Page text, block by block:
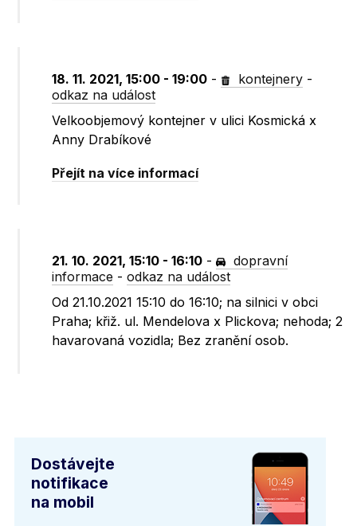
18. 11. 2021, 15:00 - 19:00 - kontejnery -
odkaz na událost
Velkoobjemový kontejner v ulici Kosmická x
Anny Drabíkové
Přejít na více informací
21. 10. 2021, 15:10 - 16:10 -
dopravní
informace -odkaz na událost
Od 21.10.2021 15:10 do 16:10; na silnici v obci
Praha; křiž. ul. Mendelova x Plickova; nehoda; 2
havarovaná vozidla; Bez zranění osob.
Dostávejte
notifikace
na mobil